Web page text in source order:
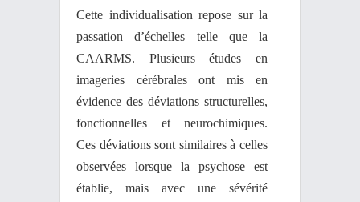
Cette individualisation repose sur la
passation d’échelles telle que la
CAARMS. Plusieurs études en
imageries cérébrales ont mis en
évidence des déviations structurelles,
fonctionnelles et neurochimiques.
Ces déviations sont similaires à celles
observées lorsque la psychose est
établie, mais avec une sévérité